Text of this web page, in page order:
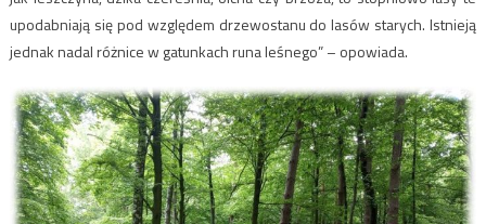
upodabniają się pod względem drzewostanu do lasów starych. Istnieją
jednak nadal różnice w gatunkach runa leśnego” – opowiada.